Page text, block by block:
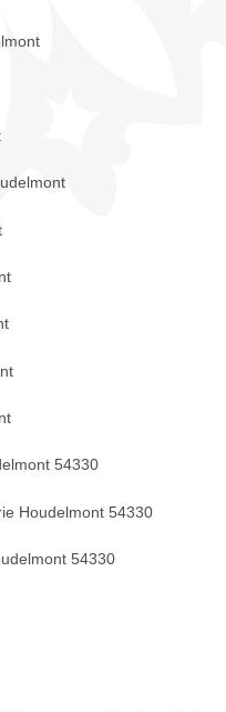
54330
Houdelmont 54330
54330